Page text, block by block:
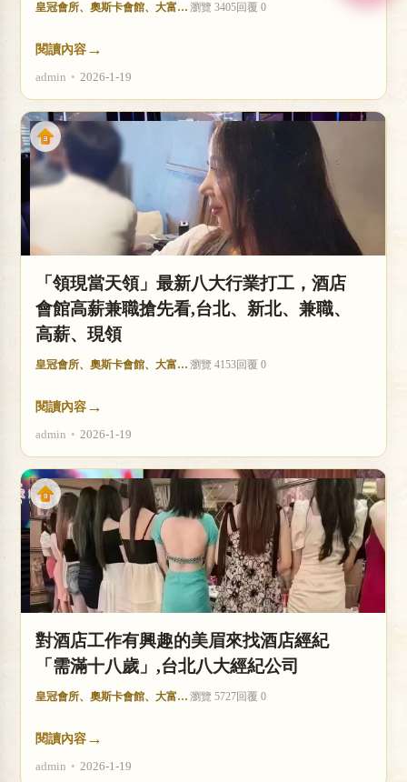
皇冠會所、奧斯卡會館、大富豪酒店 瀏覽 3405回覆 0
閱讀內容 →
admin • 2026-1-19
「領現當天領」最新八大行業打工，酒店
會館高薪兼職搶先看,台北、新北、兼職、
高薪、現領
皇冠會所、奧斯卡會館、大富豪酒店 瀏覽 4153回覆 0
閱讀內容 →
admin • 2026-1-19
對酒店工作有興趣的美眉來找酒店經紀
「需滿十八歲」,台北八大經紀公司
皇冠會所、奧斯卡會館、大富豪酒店 瀏覽 5727回覆 0
閱讀內容 →
admin • 2026-1-19